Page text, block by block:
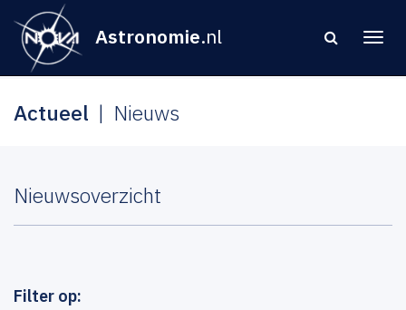
Astronomie.nl
Actueel Nieuws
Nieuwsoverzicht
Filter op: